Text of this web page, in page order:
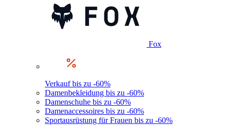
Fox
Verkauf bis zu -60%
Damenbekleidung bis zu -60%
Damenschuhe bis zu -60%
Damenaccessoires bis zu -60%
Sportausrüstung für Frauen bis zu -60%